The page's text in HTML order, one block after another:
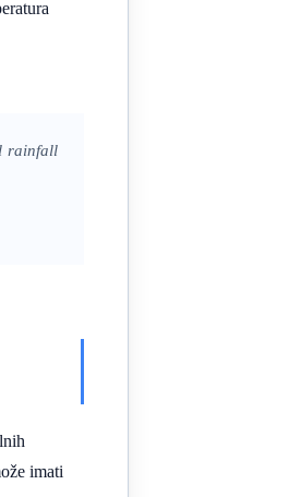
rainfall
imati